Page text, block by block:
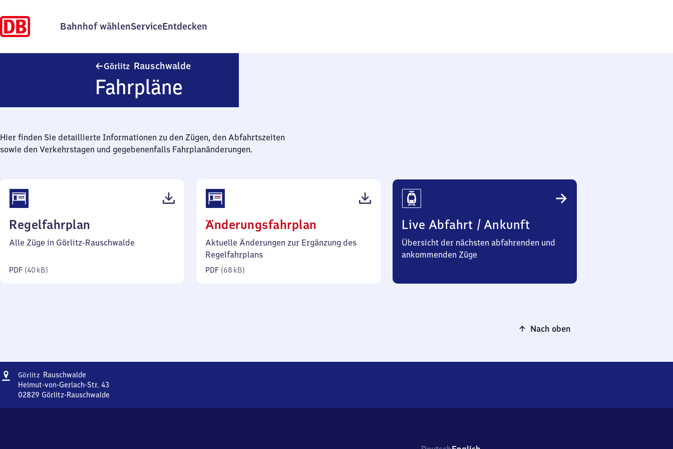
Bahnhof wählenServiceEntdecken
Görlitz Rauschwalde
Fahrpläne
Hier finden Sie detaillierte Informationen zu den Zügen, den Abfahrtszeiten
sowie den Verkehrstagen und gegebenenfalls Fahrplanänderungen.
Regelfahrplan
40
Alle Züge in Görlitz-Rauschwalde
PDF (40 kB)
Änderungsfahrplan
68
Aktuelle Änderungen zur Ergänzung des
Regelfahrplans
PDF (68 kB)
Live Abfahrt / Ankunft
Übersicht der nächsten abfahrenden und
ankommenden Züge
Nach oben
Adresse
Görlitz RauschwaldeGörlitz-
Rauschwalde
Helmut-von-Gerlach-Str. 43
02829 Görlitz-Rauschwalde